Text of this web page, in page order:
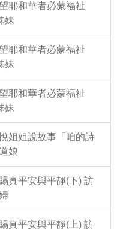
耶和華者必蒙福祉
妹
耶和華者必蒙福祉
妹
耶和華者必蒙福祉
妹
姐姐說故事「咱的詩
娘
真平安與平靜(下) 訪
真平安與平靜(上) 訪